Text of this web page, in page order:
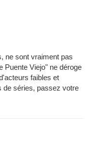
ne sont vraiment pas
Puente Viejo" ne déroge
faibles et
de séries, passez votre